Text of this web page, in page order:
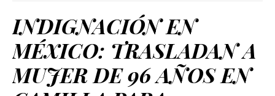
INDIGNACIÓN EN
MÉXICO: TRASLADAN A
MUJER DE 96 AÑOS EN